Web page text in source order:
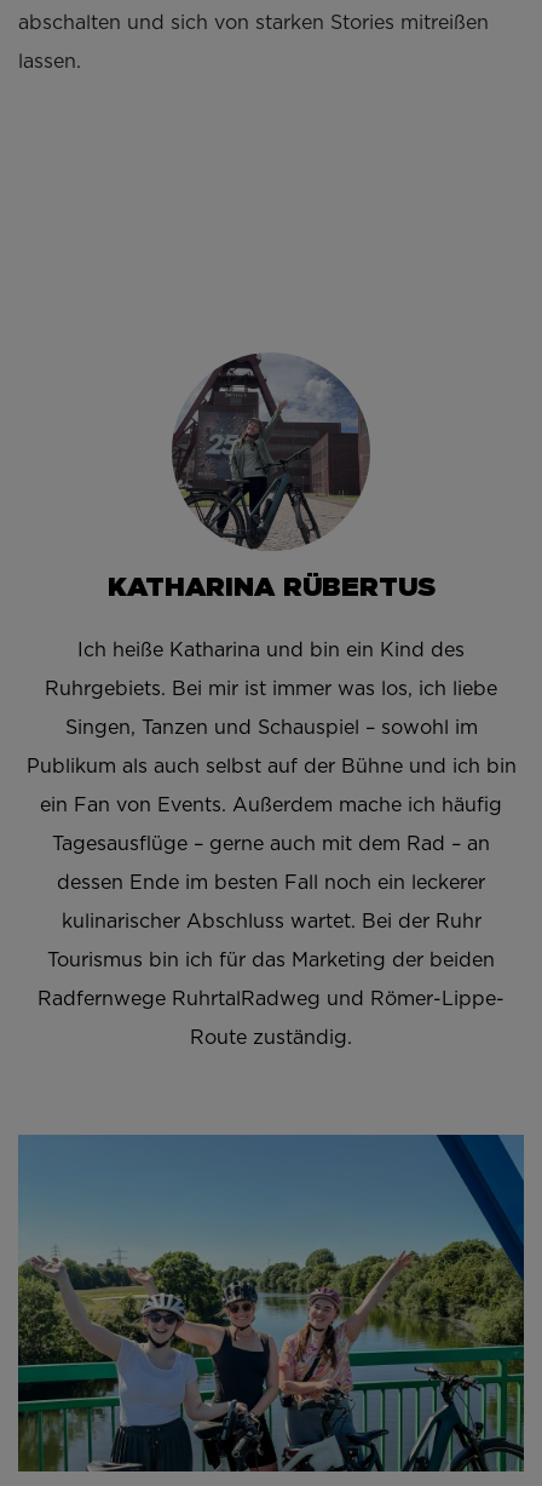
abschalten und sich von starken Stories mitreißen
lassen.
KATHARINA RÜBERTUS
Ich heiße Katharina und bin ein Kind des
Ruhrgebiets. Bei mir ist immer was los, ich liebe
Singen, Tanzen und Schauspiel – sowohl im
Publikum als auch selbst auf der Bühne und ich bin
ein Fan von Events. Außerdem mache ich häufig
Tagesausflüge – gerne auch mit dem Rad – an
dessen Ende im besten Fall noch ein leckerer
kulinarischer Abschluss wartet. Bei der Ruhr
Tourismus bin ich für das Marketing der beiden
Radfernwege RuhrtalRadweg und Römer-Lippe-
Route zuständig.